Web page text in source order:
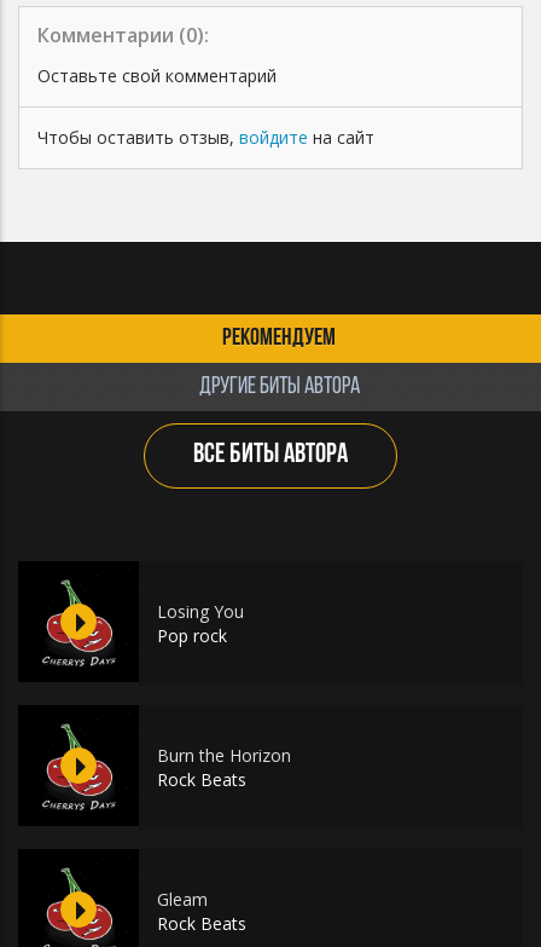
Комментарии (0):
Оставьте свой комментарий
Чтобы оставить отзыв, войдите на сайт
РЕКОМЕНДУЕМ
ДРУГИЕ БИТЫ АВТОРА
ВСЕ БИТЫ АВТОРА
Losing You
Pop rock
Burn the Horizon
Rock Beats
Gleam
Rock Beats